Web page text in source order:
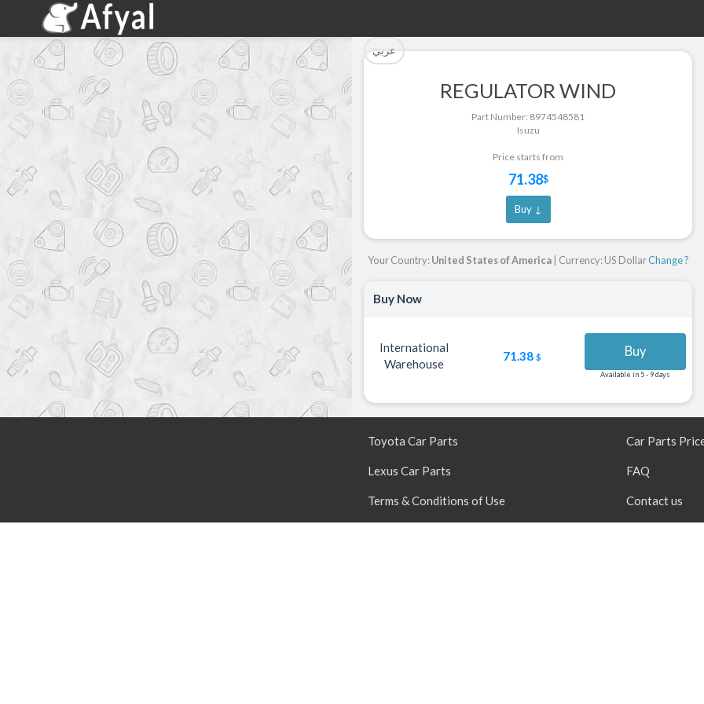
عربي
REGULATOR WIND
Part Number: 8974548581
Isuzu
Price starts from
71.38$
Buy ↓
Your Country:United States of America| Currency: US DollarChange ?
Buy Now
International
Warehouse
71.38 $ Buy
Available in 5 - 9 days
Part Successfully Selected
Part Added to Cart
Toyota Car Parts
Lexus Car Parts
Terms & Conditions of Use
Car Parts
FAQ
Contact us